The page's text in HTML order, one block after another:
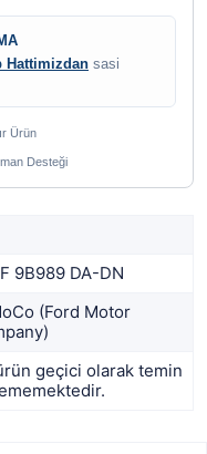
Hattimizdan sasi
Ürün
Desteği
9B989 DA-DN
(Ford Motor
geçici olarak temin